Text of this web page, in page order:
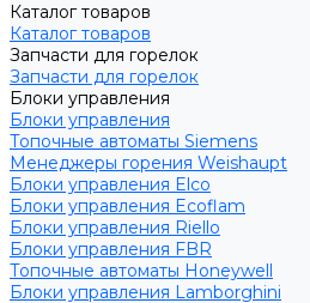
Каталог товаров
Каталог товаров
Запчасти для горелок
Запчасти для горелок
Блоки управления
Блоки управления
Топочные автоматы Siemens
Менеджеры горения Weishaupt
Блоки управления Elco
Блоки управления Ecoflam
Блоки управления Riello
Блоки управления FBR
Топочные автоматы Honeywell
Блоки управления Lamborghini